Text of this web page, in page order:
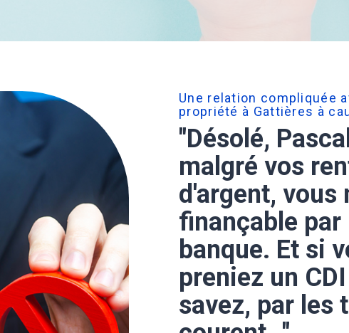
Une relation compliquée
propriété à Gattières à
"Désolé,
malgré vos
d'argent, vous
finançable par
banque. Et si
preniez un
savez, par les